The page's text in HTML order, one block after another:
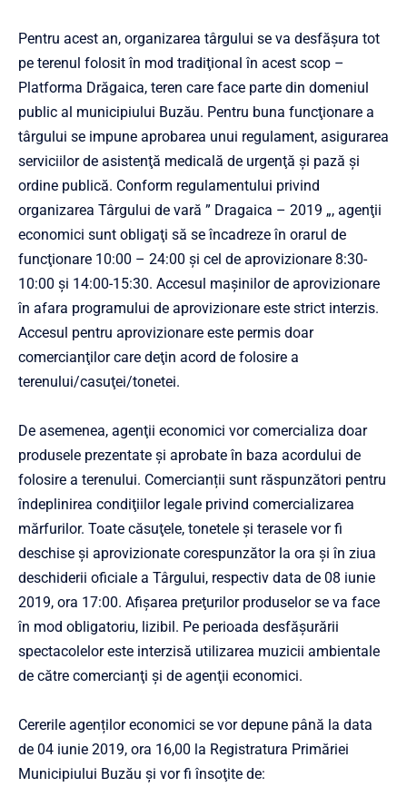
Pentru acest an, organizarea târgului se va desfășura tot
pe terenul folosit în mod tradiţional în acest scop –
Platforma Drăgaica, teren care face parte din domeniul
public al municipiului Buzău. Pentru buna funcţionare a
târgului se impune aprobarea unui regulament, asigurarea
serviciilor de asistenţă medicală de urgenţă şi pază şi
ordine publică. Conform regulamentului privind
organizarea Târgului de vară ” Dragaica – 2019 „, agenţii
economici sunt obligaţi să se încadreze în orarul de
funcţionare 10:00 – 24:00 şi cel de aprovizionare 8:30-
10:00 și 14:00-15:30. Accesul maşinilor de aprovizionare
în afara programului de aprovizionare este strict interzis.
Accesul pentru aprovizionare este permis doar
comercianţilor care deţin acord de folosire a
terenului/casuţei/tonetei.
De asemenea, agenţii economici vor comercializa doar
produsele prezentate şi aprobate în baza acordului de
folosire a terenului. Comercianții sunt răspunzători pentru
îndeplinirea condiţiilor legale privind comercializarea
mărfurilor. Toate căsuţele, tonetele şi terasele vor fi
deschise şi aprovizionate corespunzător la ora şi în ziua
deschiderii oficiale a Târgului, respectiv data de 08 iunie
2019, ora 17:00. Afişarea preţurilor produselor se va face
în mod obligatoriu, lizibil. Pe perioada desfăşurării
spectacolelor este interzisă utilizarea muzicii ambientale
de către comercianţi şi de agenţii economici.
Cererile agenților economici se vor depune până la data
de 04 iunie 2019, ora 16,00 la Registratura Primăriei
Municipiului Buzău şi vor fi însoţite de: